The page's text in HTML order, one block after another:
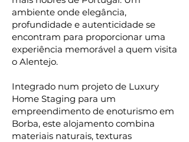
ambiente onde elegância,
profundidade e autenticidade se
encontram para proporcionar uma
experiência memorável a quem visita
o Alentejo.
Integrado num projeto de Luxury
Home Staging para um
empreendimento de enoturismo em
Borba, este alojamento combina
materiais naturais, texturas